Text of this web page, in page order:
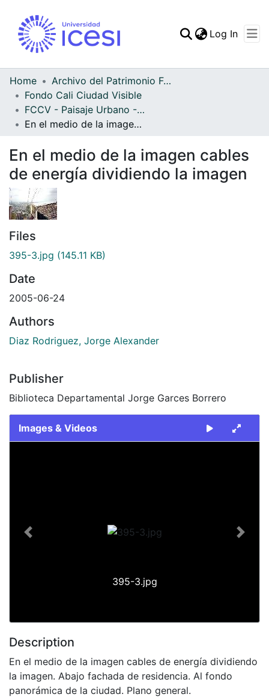
Log In
Home
Archivo del Patrimonio Fotográfico y Fílmico del Valle del Cauca
Fondo Cali Ciudad Visible
FCCV - Paisaje Urbano - Patrimonial
En el medio de la imagen cables de energía dividiendo la imagen
En el medio de la imagen cables
de energía dividiendo la imagen
Files
395-3.jpg (145.11 KB)
Date
2005-06-24
Authors
Diaz Rodriguez, Jorge Alexander
Publisher
Biblioteca Departamental Jorge Garces Borrero
Images & Videos
395-3.jpg
Previous Next
Description
En el medio de la imagen cables de energía dividiendo
la imagen. Abajo fachada de residencia. Al fondo
panorámica de la ciudad. Plano general.